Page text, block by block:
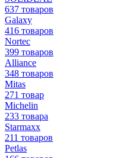
637 товаров
Galaxy
416 товаров
Nortec
399 товаров
Alliance
348 товаров
Mitas
271 товар
Michelin
233 товара
Starmaxx
211 товаров
Petlas